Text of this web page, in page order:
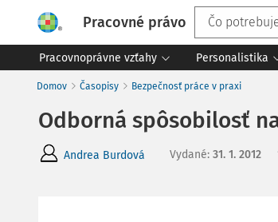
Pracovné právo
Pracovnoprávne vzťahy Personalistika
Domov Časopisy Bezpečnosť práce v praxi
Odborná spôsobilosť
Andrea Burdová Vydané: 31. 1. 2012